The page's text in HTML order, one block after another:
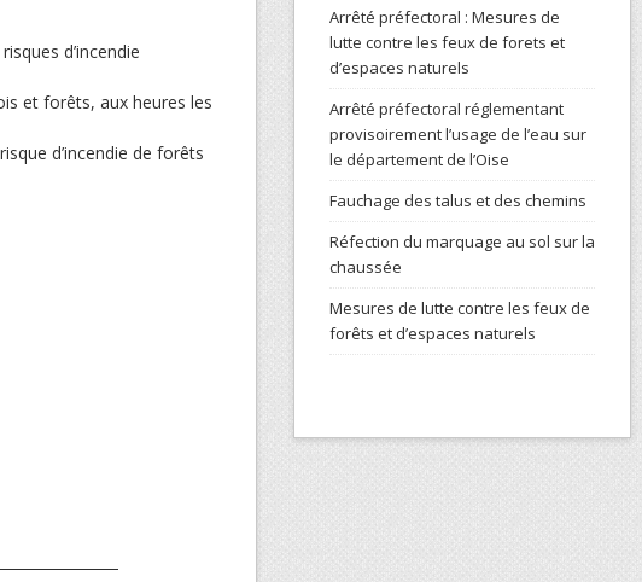
d’incendie
et forêts, aux heures les
d’incendie de forêts
Arrêté préfectoral : Mesures de
lutte contre les feux de forets et
d’espaces naturels
Arrêté préfectoral réglementant
provisoirement l’usage de l’eau sur
le département de l’Oise
Fauchage des talus et des chemins
Réfection du marquage au sol sur la
chaussée
Mesures de lutte contre les feux de
forêts et d’espaces naturels